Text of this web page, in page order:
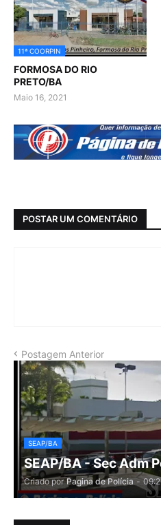
11ª COORPIN
FORMOSA DO RIO
PRETO/BA
Maio 16, 2021
POSTAR UM COMENTÁRIO
Postagem Anterior
SEAP/BA
SEAP/BA - Sec Adm
Criado por Pagina de Polícia -